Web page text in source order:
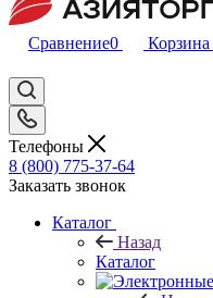
Сравнение0 Корзина
Телефоны
8 (800) 775-37-64
Заказать звонок
Каталог
Назад
Каталог